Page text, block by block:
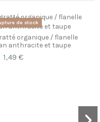
de stock
organique / flanelle
anthracite et taupe
1,49 €